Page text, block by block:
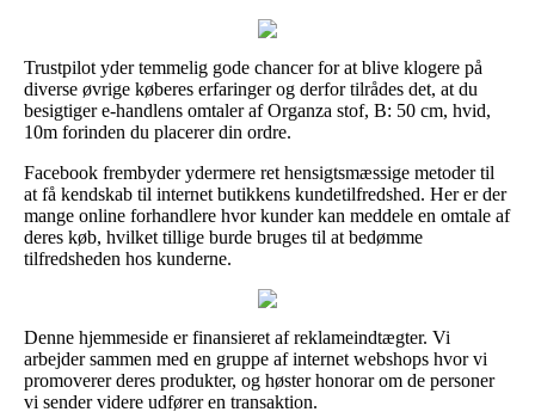
Trustpilot yder temmelig gode chancer for at blive klogere på
diverse øvrige køberes erfaringer og derfor tilrådes det, at du
besigtiger e-handlens omtaler af Organza stof, B: 50 cm, hvid,
10m forinden du placerer din ordre.
Facebook frembyder ydermere ret hensigtsmæssige metoder til
at få kendskab til internet butikkens kundetilfredshed. Her er der
mange online forhandlere hvor kunder kan meddele en omtale af
deres køb, hvilket tillige burde bruges til at bedømme
tilfredsheden hos kunderne.
Denne hjemmeside er finansieret af reklameindtægter. Vi
arbejder sammen med en gruppe af internet webshops hvor vi
promoverer deres produkter, og høster honorar om de personer
vi sender videre udfører en transaktion.